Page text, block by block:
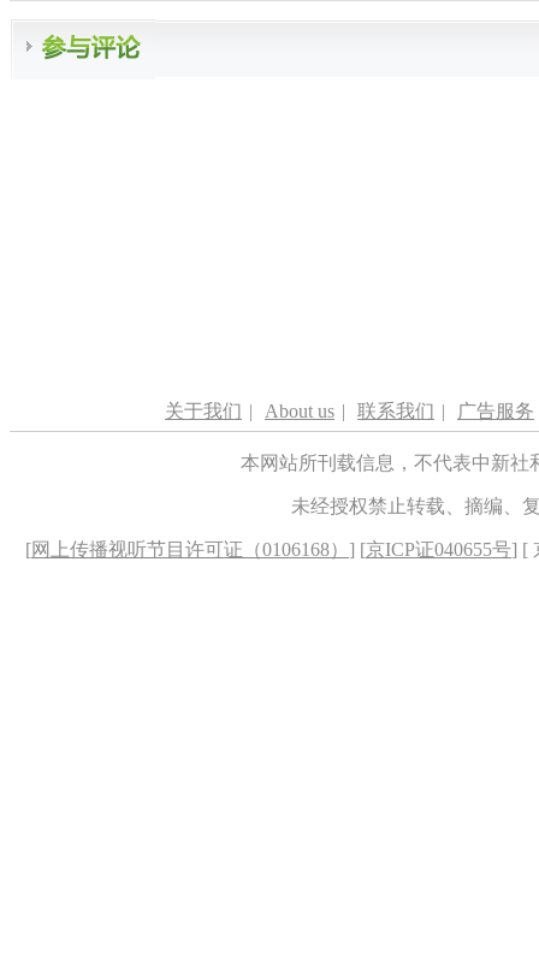
关于我们 | About us | 联系我们 | 广告服务
本网站所刊载信息，不代表中新
未经授权禁止转载、摘编、
[网上传播视听节目许可证（0106168） ] [京ICP证040655号] [